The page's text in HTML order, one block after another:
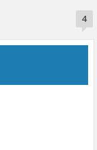
4